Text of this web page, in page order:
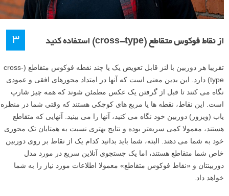
۳ از نقاط فوکوس متقاطع (cross-type) استفاده کنید
تقریبا هر دوربین با لنز قابل تعویض یک یا چند نقطه فوکوس متقاطع (cross-
type) دارد. این بدین معنی است که آنها در امتداد محورهای افقی و عمودی
نگاه می کنند تا قبل از گرفتن یک عکس مطمئن شوند که همه چیز شارپ
است. این نقاط، نقطه ها یا مربع های کوچکی هستند که وقتی شما در منظره
یاب (ویزور) دوربین خود نگاه می کنید، آنها را می بینید. آنهایی که متقاطع
هستند، معمولا کمی سریعتر بوده و نتایج بهتری نسبت به همتایان تک محوری
خود به شما می دهند. البته، شما باید بدانید کدام یک از نقاط بر روی دوربین
خاص شما متقاطع هستند، اما یک جستجوی آنلاین سریع در مورد مدل
دوربینتان و «نقاط فوکوس متقاطع» معمولا اطلاعات مورد نیاز را به شما
خواهد داد.